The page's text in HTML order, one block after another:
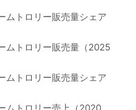
ムトロリー販売量シェア
ムトロリー販売量（2025
ムトロリー販売量シェア